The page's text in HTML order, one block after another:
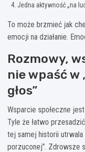
Jedna aktywność „na
To może brzmieć jak
emocji na działanie.
Rozmowy,
nie wpaść w
głos”
Wsparcie społeczne
Tyle że łatwo
tej samej historii
porzuconej”. Zdrowsze